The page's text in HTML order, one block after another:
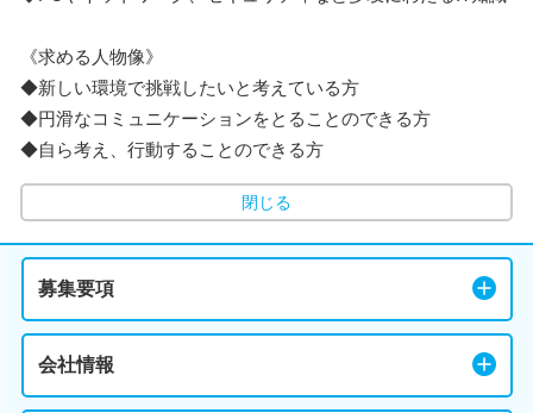
《求める人物像》
◆新しい環境で挑戦したいと考えている方
◆円滑なコミュニケーションをとることのできる方
◆自ら考え、行動することのできる方
閉じる
募集要項
会社情報